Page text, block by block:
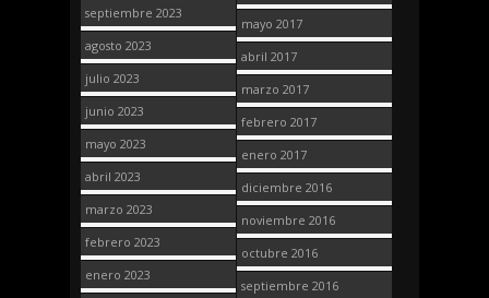
septiembre 2023
agosto 2023
julio 2023
junio 2023
mayo 2023
abril 2023
marzo 2023
febrero 2023
enero 2023
mayo 2017
abril 2017
marzo 2017
febrero 2017
enero 2017
diciembre 2016
noviembre 2016
octubre 2016
septiembre 2016